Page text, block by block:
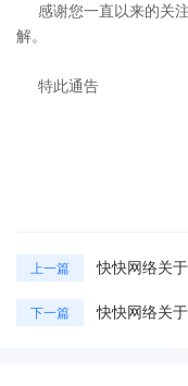
感谢您一直以来的关
解。
特此通告
上一篇 快快网络关
下一篇 快快网络关